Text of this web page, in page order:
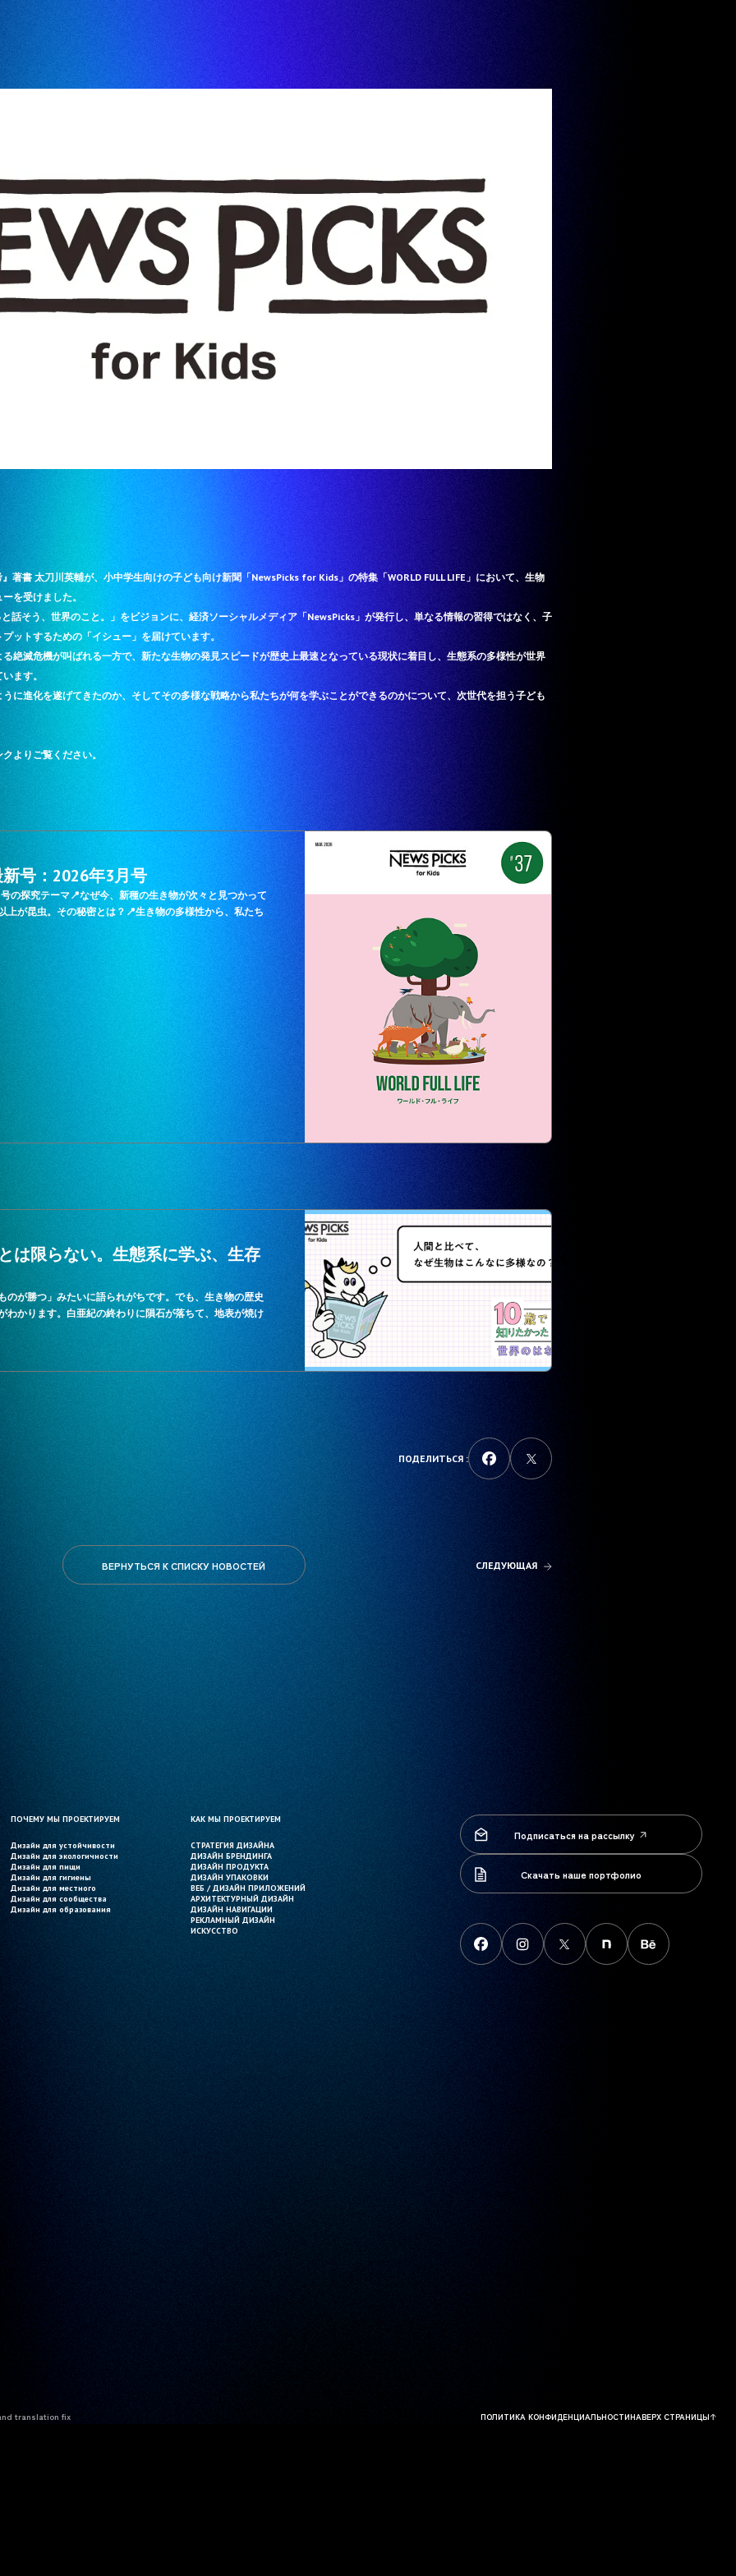
著書 太刀川英輔が、小中学生向けの子ども向け新聞「NewsPicks for Kids」の特集「WORLD FULL LIFE」において、生物
を受けました。
話そう、世界のこと。」をビジョンに、経済ソーシャルメディア「NewsPicks」が発行し、単なる情報の習得ではなく、子
ットするための「イシュー」を届けています。
絶滅危機が叫ばれる一方で、新たな生物の発見スピードが歴史上最速となっている現状に着目し、生態系の多様性が世界
ます。
に進化を遂げてきたのか、そしてその多様な戦略から私たちが何を学ぶことができるのかについて、次世代を担う子ども
よりご覧ください。
号：2026年3月号
号の探究テーマ📍なぜ今、新種の生き物が次々と見つかって
上が昆虫。その秘密とは？📍生き物の多様性から、私たち
は限らない。生態系に学ぶ、生存
のが勝つ」みたいに語られがちです。でも、生き物の歴史
わかります。白亜紀の終わりに隕石が落ちて、地表が焼け
ПОДЕЛИТЬСЯ :
ВЕРНУТЬСЯ К СПИСКУ НОВОСТЕЙ СЛЕДУЮЩАЯ
ПОЧЕМУ МЫ ПРОЕКТИРУЕМ
ПОЧЕМУ МЫ ПРОЕКТИРУЕМ
Дизайн для устойчивости
Дизайн для устойчивости
Дизайн для экологичности
Дизайн для экологичности
Дизайн для пищи
Дизайн для пищи
Дизайн для гигиены
Дизайн для гигиены
Дизайн для местного
Дизайн для местного
Дизайн для сообщества
Дизайн для сообщества
Дизайн для образования
Дизайн для образования
КАК МЫ ПРОЕКТИРУЕМ
КАК МЫ ПРОЕКТИРУЕМ
СТРАТЕГИЯ ДИЗАЙНА
СТРАТЕГИЯ ДИЗАЙНА
ДИЗАЙН БРЕНДИНГА
ДИЗАЙН БРЕНДИНГА
ДИЗАЙН ПРОДУКТА
ДИЗАЙН ПРОДУКТА
ДИЗАЙН УПАКОВКИ
ДИЗАЙН УПАКОВКИ
ВЕБ / ДИЗАЙН ПРИЛОЖЕНИЙ
ВЕБ / ДИЗАЙН ПРИЛОЖЕНИЙ
АРХИТЕКТУРНЫЙ ДИЗАЙН
АРХИТЕКТУРНЫЙ ДИЗАЙН
ДИЗАЙН НАВИГАЦИИ
ДИЗАЙН НАВИГАЦИИ
РЕКЛАМНЫЙ ДИЗАЙН
РЕКЛАМНЫЙ ДИЗАЙН
ИСКУССТВО
ИСКУССТВО
Подписаться на рассылку
Подписаться на рассылку
Скачать наше портфолио
Скачать наше портфолио
FaceBook instagram X note behance
translation fix ПОЛИТИКА КОНФИДЕНЦИАЛЬНОСТИНАВЕРХ СТРАНИЦЫ